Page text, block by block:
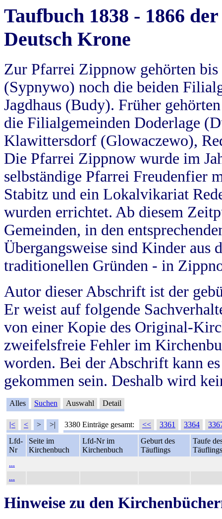
Taufbuch 1838 - 1866
Deutsch Krone
Zur Pfarrei Zippnow gehörten
(Sypnywo) noch die beiden
Jagdhaus (Budy). Früher
die Filialgemeinden Doderlage
Klawittersdorf (Glowaczewo),
Die Pfarrei Zippnow wurde im
selbständige Pfarrei Freudenfier
Stabitz und ein Lokalvikariat
wurden errichtet. Ab diesem
Gemeinden, in den
Übergangsweise sind Kinder aus
traditionellen Gründen - in
Autor dieser Abschrift ist der
Er weist auf folgende
von einer Kopie des Original-
zweifelsfreie Fehler im
worden. Bei der Abschrift kann
gekommen sein. Deshalb wird
Alles Suchen Auswahl Detail
|< < > >| 3380 Einträge gesamt: << 3361 3364
Lfd-
Nr
Seite im
Kirchenbuch
Lfd-Nr im
Kirchenbuch
Geburt des
Täuflings
Taufe
Täuflings
...
...
Hinweise zu den